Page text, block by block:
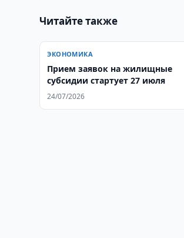
Читайте также
ЭКОНОМИКА
Прием заявок на жилищные
субсидии стартует 27 июля
24/07/2026